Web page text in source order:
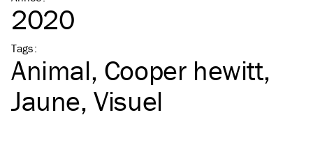
2020
Tags:
Animal Cooper hewitt
Jaune Visuel